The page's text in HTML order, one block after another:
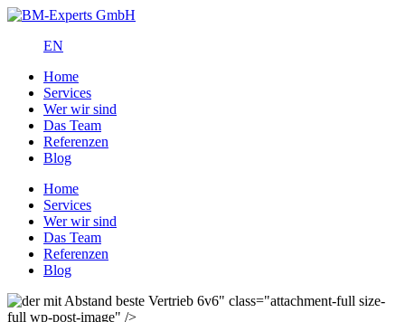
EN
Home
Services
Wer wir sind
Das Team
Referenzen
Blog
Home
Services
Wer wir sind
Das Team
Referenzen
Blog
" class="attachment-full size-
full wp-post-image" />